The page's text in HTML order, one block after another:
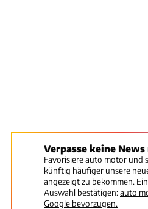
Verpasse keine News
Favorisiere auto motor und
künftig häufiger unsere
angezeigt zu bekommen.
Auswahl bestätigen:auto
Google bevorzugen.